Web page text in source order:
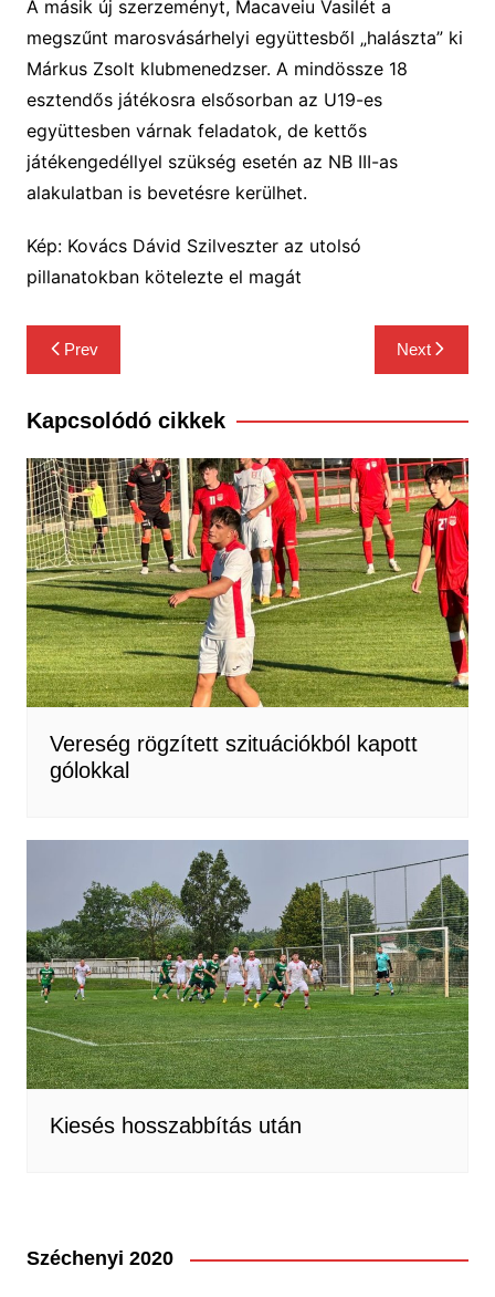
A másik új szerzeményt, Macaveiu Vasilét a
megszűnt marosvásárhelyi együttesből „halászta” ki
Márkus Zsolt klubmenedzser. A mindössze 18
esztendős játékosra elsősorban az U19-es
együttesben várnak feladatok, de kettős
játékengedéllyel szükség esetén az NB III-as
alakulatban is bevetésre kerülhet.
Kép: Kovács Dávid Szilveszteraz utolsó
pillanatokban kötelezte el magát
Bejegyzés
navigáció
Prev Next
Kapcsolódó cikkek
Vereség rögzített szituációkból kapott
gólokkal
Kiesés hosszabbítás után
Széchenyi 2020